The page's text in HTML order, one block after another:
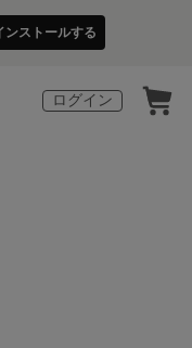
ンストールする
ログイン